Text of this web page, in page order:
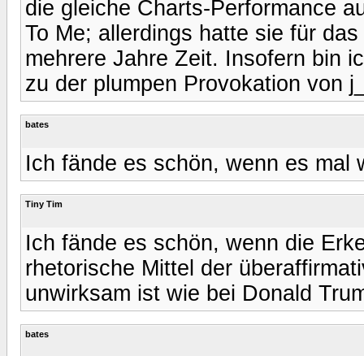
die gleiche Charts-Performance
To Me; allerdings hatte sie für
mehrere Jahre Zeit. Insofern bin
zu der plumpen Provokation von
bates
Ich fände es schön, wenn es mal
Tiny Tim
Ich fände es schön, wenn die
rhetorische Mittel der
unwirksam ist wie bei Donald
bates